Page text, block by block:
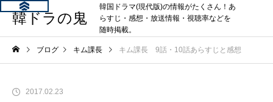
韓ドラの鬼
韓国ドラマ(現代版)の情報がたくさん！あ
らすじ・感想・放送情報・視聴率などを
随時掲載。
ブログ キム課長 キム課長 9話・10話あらすじと感想
2017.02.23